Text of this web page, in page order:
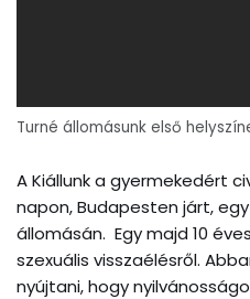
Turné állomásunk első
A Kiállunk a gyermekedért
napon, Budapesten járt,
állomásán. Egy majd 10
szexuális visszaélésről.
nyújtani, hogy